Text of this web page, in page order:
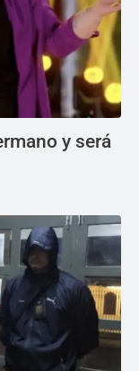
y será